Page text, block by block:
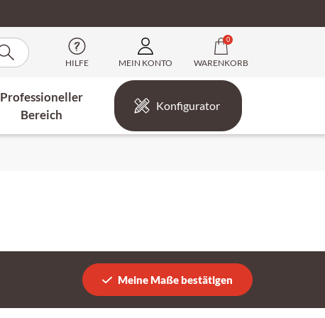
HILFE MEIN KONTO
0
WARENKORB
Professioneller
Bereich
Konfigurator
Meine Maße bestätigen